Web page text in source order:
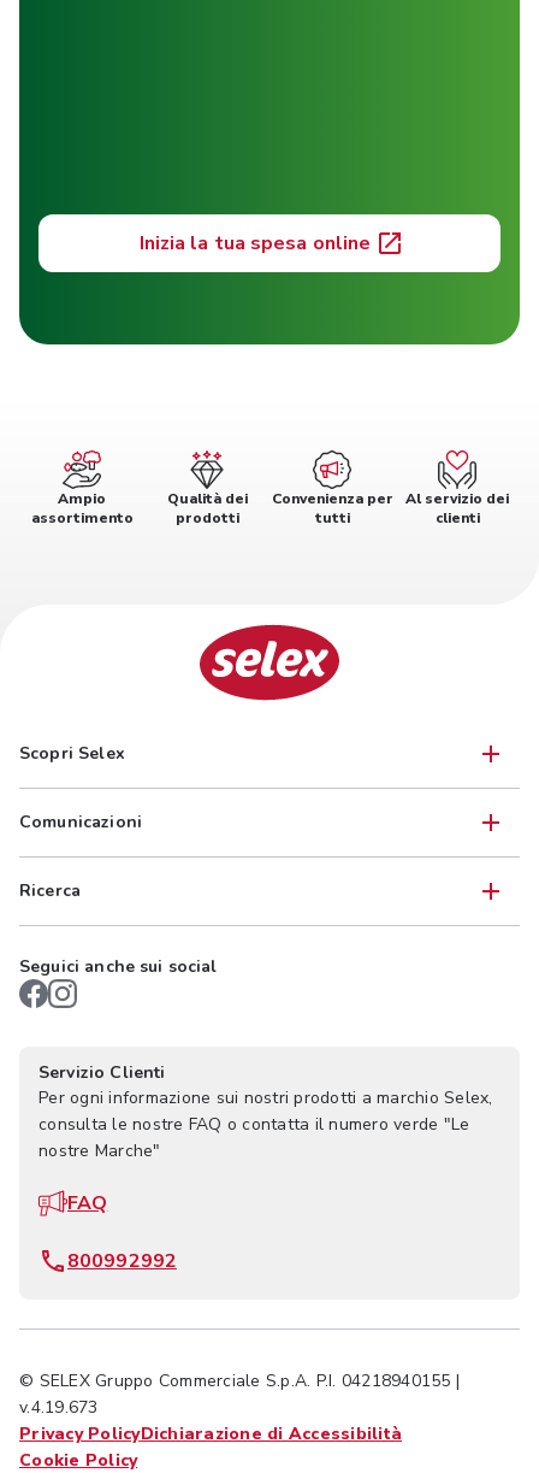
Inizia la tua spesa online
Ampio
assortimento
Qualità dei
prodotti
Convenienza per
tutti
Al servizio dei
clienti
Scopri Selex
Comunicazioni
Ricerca
Seguici anche sui social
Servizio Clienti
Per ogni informazione sui nostri prodotti a marchio Selex,
consulta le nostre FAQ o contatta il numero verde "Le
nostre Marche"
FAQ
800992992
© SELEX Gruppo Commerciale S.p.A. P.I. 04218940155 |
v.4.19.673
Privacy PolicyDichiarazione di Accessibilità
Cookie Policy